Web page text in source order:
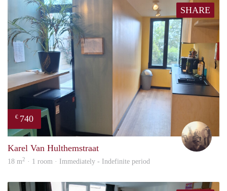
SHARE
€ 740
Karel Van Hulthemstraat
18 m2 · 1 room · Immediately - Indefinite period